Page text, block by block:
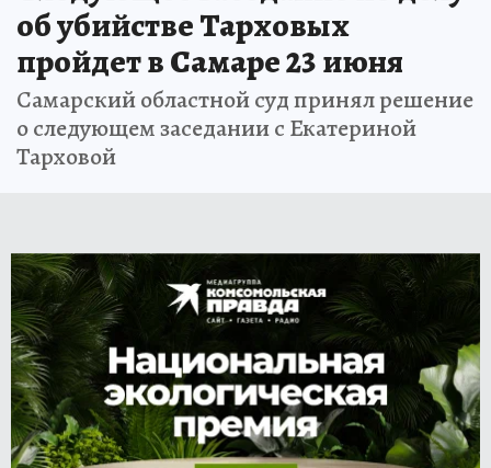
об убийстве Тарховых
пройдет в Самаре 23 июня
Самарский областной суд принял решение
о следующем заседании с Екатериной
Тарховой